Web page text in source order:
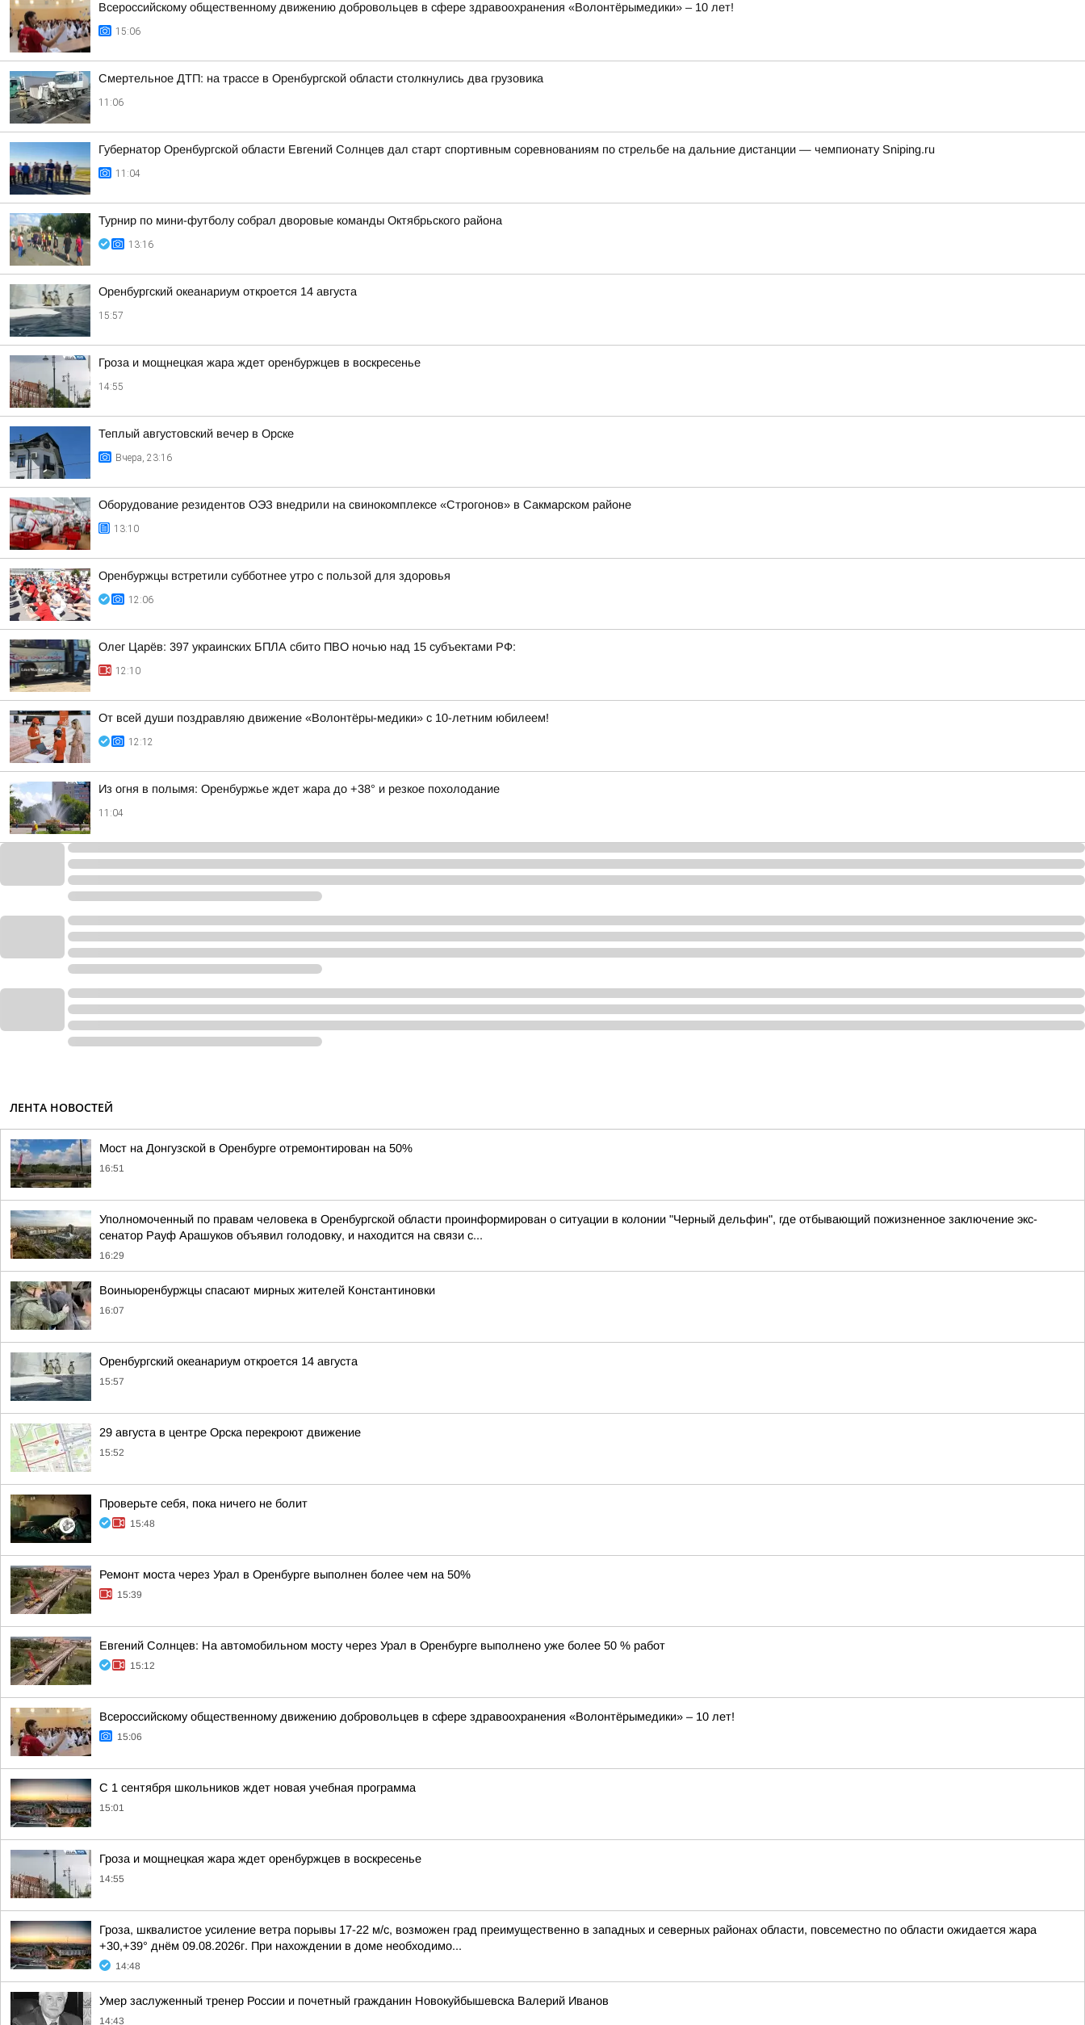
Всероссийскому общественному движению добровольцев в сфере здравоохранения «Волонтёрымедики» – 10 лет!
15:06
Смертельное ДТП: на трассе в Оренбургской области столкнулись два грузовика
11:06
Губернатор Оренбургской области Евгений Солнцев дал старт спортивным соревнованиям по стрельбе на дальние дистанции — чемпионату Sniping.ru
11:04
Турнир по мини-футболу собрал дворовые команды Октябрьского района
13:16
Оренбургский океанариум откроется 14 августа
15:57
Гроза и мощнецкая жара ждет оренбуржцев в воскресенье
14:55
Теплый августовский вечер в Орске
Вчера, 23:16
Оборудование резидентов ОЭЗ внедрили на свинокомплексе «Строгонов» в Сакмарском районе
13:10
Оренбуржцы встретили субботнее утро с пользой для здоровья
12:06
Олег Царёв: 397 украинских БПЛА сбито ПВО ночью над 15 субъектами РФ:
12:10
От всей души поздравляю движение «Волонтёры-медики» с 10-летним юбилеем!
12:12
Из огня в полымя: Оренбуржье ждет жара до +38° и резкое похолодание
11:04
ЛЕНТА НОВОСТЕЙ
Мост на Донгузской в Оренбурге отремонтирован на 50%
16:51
Уполномоченный по правам человека в Оренбургской области проинформирован о ситуации в колонии "Черный дельфин", где отбывающий пожизненное заключение экс-
сенатор Рауф Арашуков объявил голодовку, и находится на связи с...
16:29
Воиныоренбуржцы спасают мирных жителей Константиновки
16:07
Оренбургский океанариум откроется 14 августа
15:57
29 августа в центре Орска перекроют движение
15:52
Проверьте себя, пока ничего не болит
15:48
Ремонт моста через Урал в Оренбурге выполнен более чем на 50%
15:39
Евгений Солнцев: На автомобильном мосту через Урал в Оренбурге выполнено уже более 50 % работ
15:12
Всероссийскому общественному движению добровольцев в сфере здравоохранения «Волонтёрымедики» – 10 лет!
15:06
С 1 сентября школьников ждет новая учебная программа
15:01
Гроза и мощнецкая жара ждет оренбуржцев в воскресенье
14:55
Гроза, шквалистое усиление ветра порывы 17-22 м/с, возможен град преимущественно в западных и северных районах области, повсеместно по области ожидается жара
+30,+39° днём 09.08.2026г. При нахождении в доме необходимо...
14:48
Умер заслуженный тренер России и почетный гражданин Новокуйбышевска Валерий Иванов
14:43